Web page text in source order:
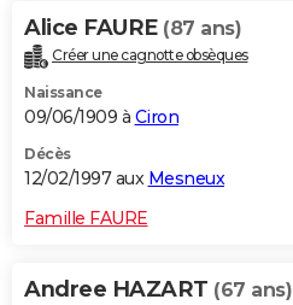
Alice FAURE (87 ans)
Créer une cagnotte obsèques
Naissance
09/06/1909 à Ciron
Décès
12/02/1997 aux Mesneux
Famille FAURE
Andree HAZART (67 ans)